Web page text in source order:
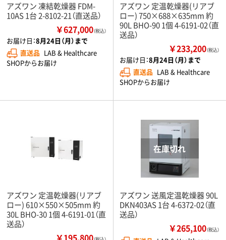
アズワン 凍結乾燥器 FDM-
10AS 1台 2-8102-21（直送品）
￥627,000（税込）
お届け日：8月24日（月）まで
直送品 LAB & Healthcare
SHOPからお届け
アズワン 定温乾燥器(リアブ
ロー) 750×688×635mm 約
90L BHO-90 1個 4-6191-02（直
送品）
￥233,200（税込）
お届け日：8月24日（月）まで
直送品 LAB & Healthcare
SHOPからお届け
アズワン 定温乾燥器(リアブ
ロー) 610×550×505mm 約
30L BHO-30 1個 4-6191-01（直
送品）
アズワン 送風定温乾燥器 90L
DKN403AS 1台 4-6372-02（直
送品）
￥265,100（税込）